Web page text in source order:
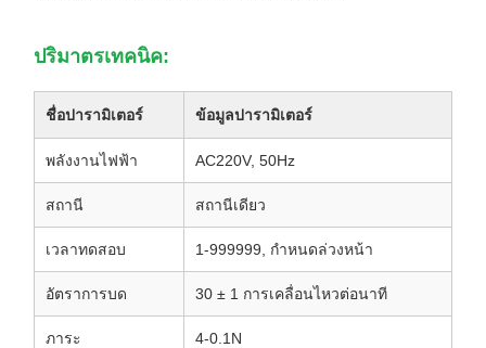
ปริมาตรเทคนิค:
ชื่อปารามิเตอร์ ข้อมูลปารามิเตอร์
พลังงานไฟฟ้า AC220V, 50Hz
สถานี สถานีเดียว
เวลาทดสอบ 1-999999, กําหนดล่วงหน้า
อัตราการบด 30 ± 1 การเคลื่อนไหวต่อนาที
ภาระ 4-0.1N